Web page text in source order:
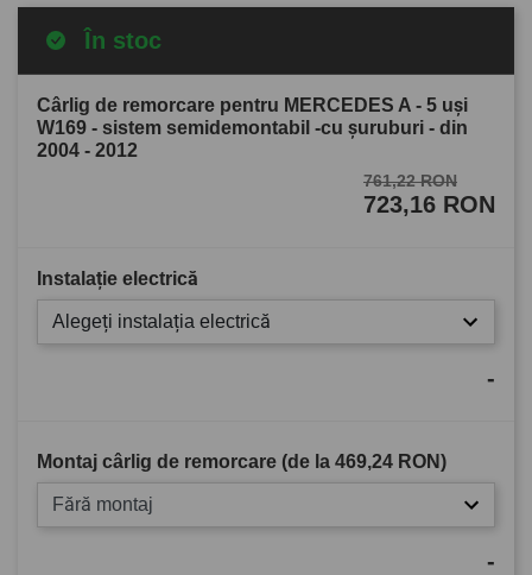
În stoc
Cârlig de remorcare pentru MERCEDES A - 5 uşi
W169 - sistem semidemontabil -cu şuruburi - din
2004 - 2012
761,22 RON
723,16 RON
Instalație electrică
Alegeți instalația electrică
-
Montaj cârlig de remorcare (de la 469,24 RON)
Fără montaj
-